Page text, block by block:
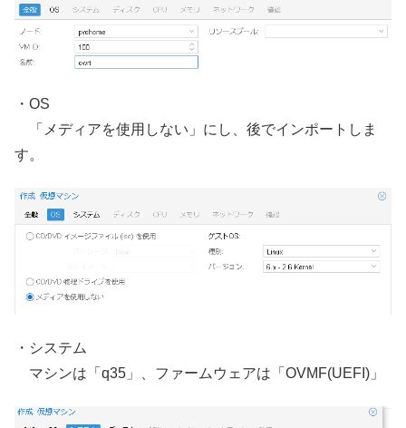
・OS
「メディアを使用しない」にし、後でインポートしま
す。
・システム
マシンは「q35」、ファームウェアは「OVMF(UEFI)」